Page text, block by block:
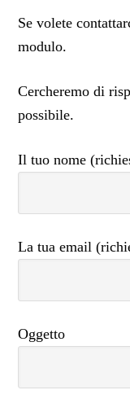
Se volete
modulo.
Cercheremo di
possibile.
Il tuo nome
La tua email
Oggetto